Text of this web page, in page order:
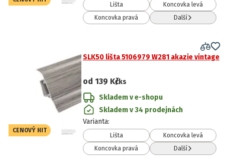
Lišta
Koncovka levá
Koncovka pravá
Další
CENOVÝ HIT
SLK50 lišta 5106979 W281 akazie vintage
od 139 Kč/ks
Skladem v e-shopu
Skladem v 34 prodejnách
Varianta:
Lišta
Koncovka levá
Koncovka pravá
Další